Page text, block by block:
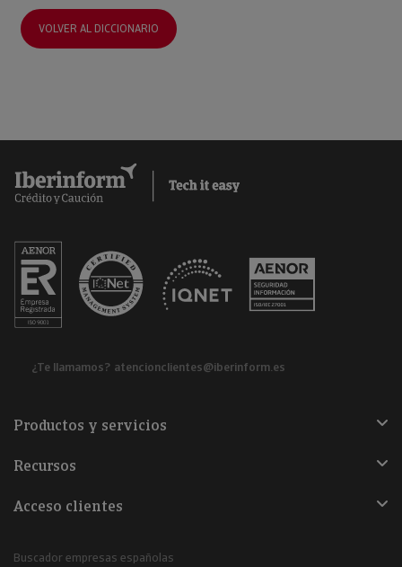
VOLVER AL DICCIONARIO
¿Te llamamos? atencionclientes@iberinform.es
Productos y servicios
Recursos
Acceso clientes
Buscador empresas españolas